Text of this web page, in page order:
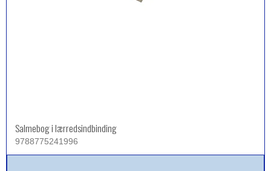
Salmebog i lærredsindbinding
9788775241996